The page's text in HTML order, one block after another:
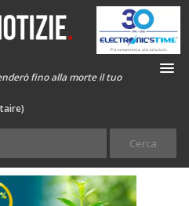
fino alla morte il tuo